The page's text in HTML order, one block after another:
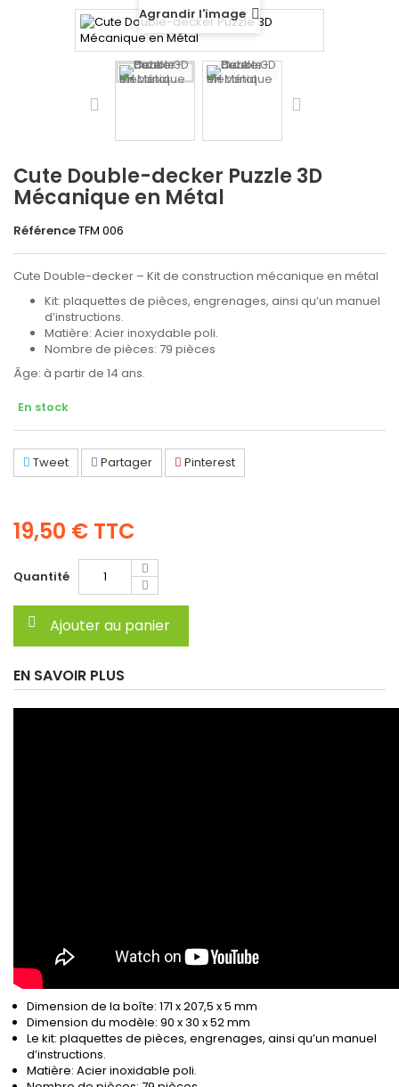
Agrandir l'image
Cute Double-decker Puzzle 3D
Mécanique en Métal
RéférenceTFM 006
Cute Double-decker – Kit de construction mécanique en métal
Kit: plaquettes de pièces, engrenages, ainsi qu’un manuel
d’instructions.
Matière: Acier inoxydable poli.
Nombre de pièces: 79 pièces
Âge: à partir de 14 ans.
En stock
Tweet Partager Pinterest
19,50 € TTC
Quantité
Ajouter au panier
EN SAVOIR PLUS
Dimension de la boîte: 171 x 207,5 x 5 mm
Dimension du modèle: 90 x 30 x 52 mm
Le kit: plaquettes de pièces, engrenages, ainsi qu’un manuel
d’instructions.
Matière: Acier inoxidable poli.